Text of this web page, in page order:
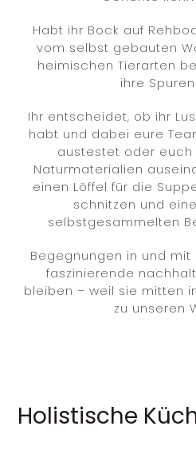
Habt ihr Bock auf
vom selbst gebauten
heimischen Tierarten
ihre
Ihr entscheidet, ob ihr
habt und dabei eure
austestet oder euch
Naturmaterialien
einen Löffel für die
schnitzen und
selbstgesammelten
Begegnungen in und
faszinierende
bleiben – weil sie mitten
zu unseren
Holistische